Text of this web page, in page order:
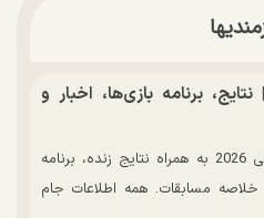
جدول جام جهانی 2026 | نتایج، برنامه بازی‌ها، اخبار و
مشاهده جدول کامل جام جهانی 2026 به همراه نتایج زنده، برنامه
خلاصه مسابقات. همه اطلاعات جام